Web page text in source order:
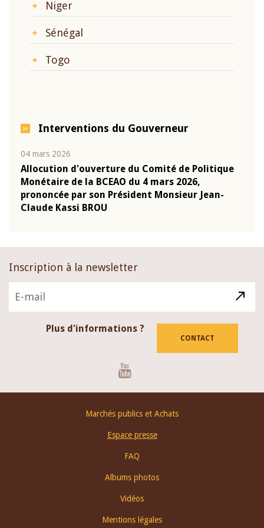
Niger
Sénégal
Togo
Interventions du Gouverneur
04 mars 2026
Allocution d'ouverture du Comité de Politique
Monétaire de la BCEAO du 4 mars 2026,
prononcée par son Président Monsieur Jean-
Claude Kassi BROU
Inscription à la newsletter
Plus d'informations ?
CONTACT
Marchés publics et Achats
Espace presse
FAQ
Albums photos
Vidéos
Mentions légales